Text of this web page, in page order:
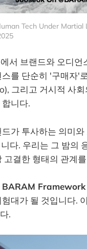
Tech Under
서 브랜드와 오디
를 단순히 '구매자'
그리고 거시적 사
니다.
가 투사하는 의미
다. 우리는 그 밤의
고결한 형태의 관계
BARAM Framework
대가 될 것입니다.
.